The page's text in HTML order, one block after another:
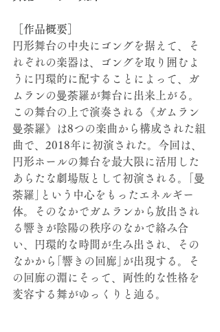
［作品概要］
円形舞台の中央にゴングを据えて、そ
れぞれの楽器は、ゴングを取り囲むよ
うに円環的に配することによって、ガ
ムランの曼荼羅が舞台に出来上がる。
この舞台の上で演奏される《ガムラン
曼荼羅》は8つの楽曲から構成された組
曲で、2018年に初演された。今回は、
円形ホールの舞台を最大限に活用した
あらたな劇場版として初演される。｢曼
荼羅｣という中心をもったエネルギー
体。そのなかでガムランから放出され
る響きが陰陽の秩序のなかで絡み合
い、円環的な時間が生み出され、その
なかから｢響きの回廊｣が出現する。そ
の回廊の淵にそって、両性的な性格を
変容する舞がゆっくりと辿る。